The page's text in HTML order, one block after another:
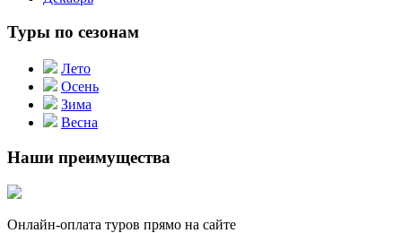
Туры по сезонам
Лето
Осень
Зима
Весна
Наши преимущества
Онлайн-оплата туров прямо на сайте